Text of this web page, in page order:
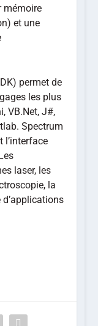
mémoire
et une
permet de
les plus
VB.Net, J#,
Spectrum
l’interface
laser, les
la